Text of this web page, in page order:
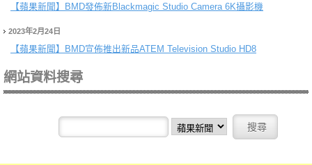
【蘋果新聞】 BMD發佈新Blackmagic Studio Camera 6K攝影機
2023年2月24日
【蘋果新聞】 BMD宣佈推出新品ATEM Television Studio HD8
網站資料搜尋